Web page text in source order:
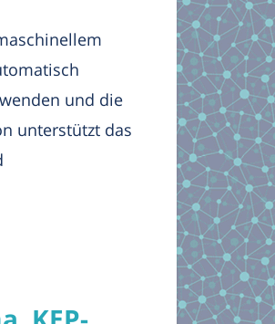
und die
unterstützt das